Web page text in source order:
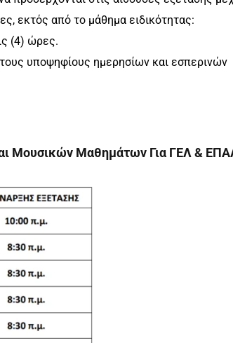
εκτός από το μάθημα ειδικότητας:
(4) ώρες.
υποψηφίους ημερησίων και εσπερινών
Μουσικών Μαθημάτων Για ΓΕΛ &